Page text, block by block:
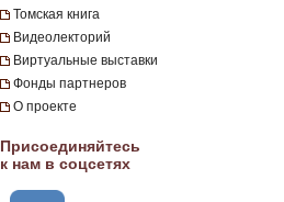
Томская книга
Видеолекторий
Виртуальные выставки
Фонды партнеров
О проекте
Присоединяйтесь
к нам в соцсетях